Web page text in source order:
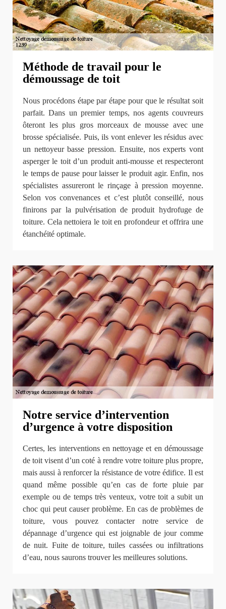
Méthode de travail pour le
démoussage de toit
Nous procédons étape par étape pour que le résultat soit
parfait. Dans un premier temps, nos agents couvreurs
ôteront les plus gros morceaux de mousse avec une
brosse spécialisée. Puis, ils vont enlever les résidus avec
un nettoyeur basse pression. Ensuite, nos experts vont
asperger le toit d’un produit anti-mousse et respecteront
le temps de pause pour laisser le produit agir. Enfin, nos
spécialistes assureront le rinçage à pression moyenne.
Selon vos convenances et c’est plutôt conseillé, nous
finirons par la pulvérisation de produit hydrofuge de
toiture. Cela nettoiera le toit en profondeur et offrira une
étanchéité optimale.
Notre service d’intervention
d’urgence à votre disposition
Certes, les interventions en nettoyage et en démoussage
de toit visent d’un coté à rendre votre toiture plus propre,
mais aussi à renforcer la résistance de votre édifice. Il est
quand même possible qu’en cas de forte pluie par
exemple ou de temps très venteux, votre toit a subit un
choc qui peut causer problème. En cas de problèmes de
toiture, vous pouvez contacter notre service de
dépannage d’urgence qui est joignable de jour comme
de nuit. Fuite de toiture, tuiles cassées ou infiltrations
d’eau, nous saurons trouver les meilleures solutions.